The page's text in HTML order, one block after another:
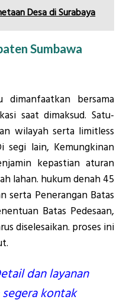
Desa di Surabaya
Sumbawa
dimanfaatkan bersama
saat dimaksud. Satu-
wilayah serta limitless
segi lain, Kemungkinan
kepastian aturan
lahan. hukum denah 45
serta Penerangan Batas
Batas Pedesaan,
diselesaikan. proses ini
dan layanan
kontak